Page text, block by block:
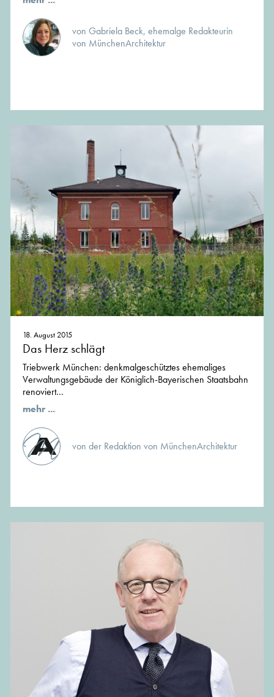
von Gabriela Beck, ehemalge Redakteurin
von MünchenArchitektur
18. August 2015
Das Herz schlägt
Triebwerk München: denkmalgeschütztes ehemaliges
Verwaltungsgebäude der Königlich-Bayerischen Staatsbahn
renoviert...
mehr ...
von der Redaktion von MünchenArchitektur